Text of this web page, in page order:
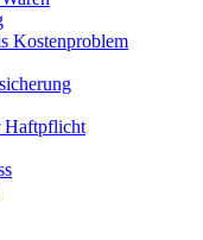
Kostenproblem
Haftpflicht